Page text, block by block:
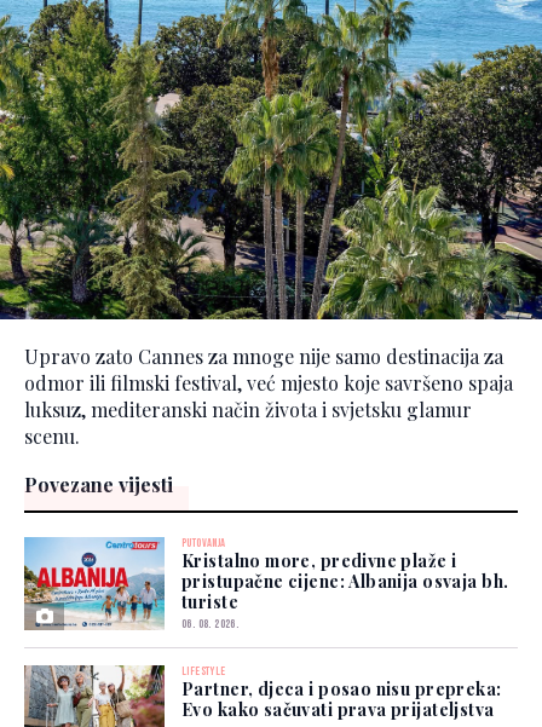
Upravo zato Cannes za mnoge nije samo destinacija za
odmor ili filmski festival, već mjesto koje savršeno spaja
luksuz, mediteranski način života i svjetsku glamur
scenu.
Povezane vijesti
PUTOVANJA
Kristalno more, predivne plaže i
pristupačne cijene: Albanija osvaja bh.
turiste
06. 08. 2026.
LIFESTYLE
Partner, djeca i posao nisu prepreka:
Evo kako sačuvati prava prijateljstva